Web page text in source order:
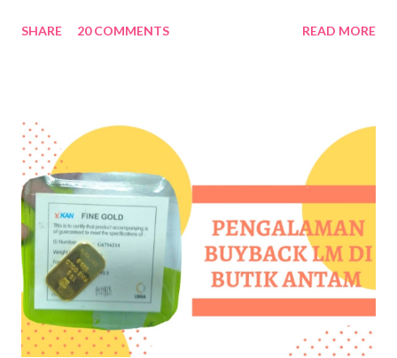
sangat interest sekali searching informasi. Untuk website
visa apa yang mau kamu ambil dan tujuannya untuk apa, lihat di
sini JENIS-JENIS VISA CHINA & PERSYARATAN Kalau saya
tujuannya untuk traveling biasa, jadi saya ambil Tourism and
family visit visa (L-Visa) Isi formulir permohonan dengan lengkap ,
kamu bisa download VISA APPLICATION FORM atau bisa
langsung APPLY ONLINE . Kalau saya pribadi, sudah apply
online, jadi isi data via online, setelah data lengkap dan ters...
SHARE 20 COMMENTS READ MORE